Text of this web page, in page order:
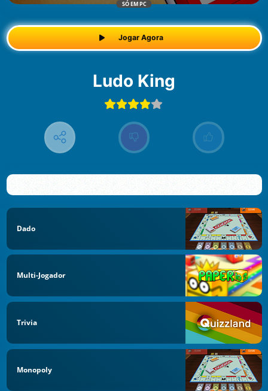
SÓ EM PC
Jogar Agora
Ludo King
Dado
Multi-Jogador
Trivia
Monopoly